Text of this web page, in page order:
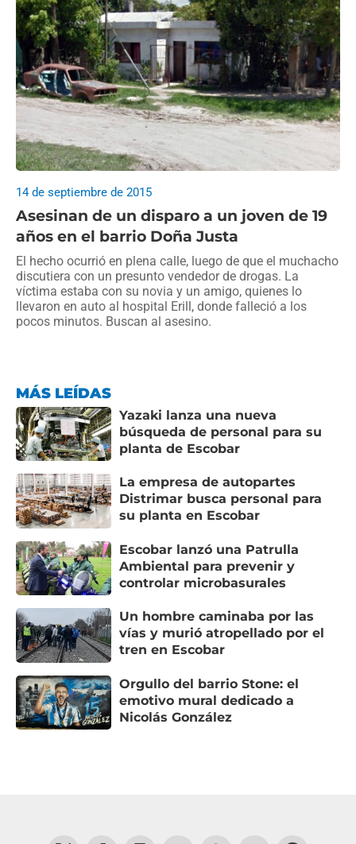
Asesinan de un disparo a un joven de 19
años en el barrio Doña Justa
14 de septiembre de 2015
El hecho ocurrió en plena calle, luego de que el muchacho
discutiera con un presunto vendedor de drogas. La
víctima estaba con su novia y un amigo, quienes lo
llevaron en auto al hospital Erill, donde falleció a los
pocos minutos. Buscan al asesino.
MÁS LEÍDAS
Yazaki lanza una nueva
búsqueda de personal para su
planta de Escobar
La empresa de autopartes
Distrimar busca personal para
su planta en Escobar
Escobar lanzó una Patrulla
Ambiental para prevenir y
controlar microbasurales
Un hombre caminaba por las
vías y murió atropellado por el
tren en Escobar
Orgullo del barrio Stone: el
emotivo mural dedicado a
Nicolás González